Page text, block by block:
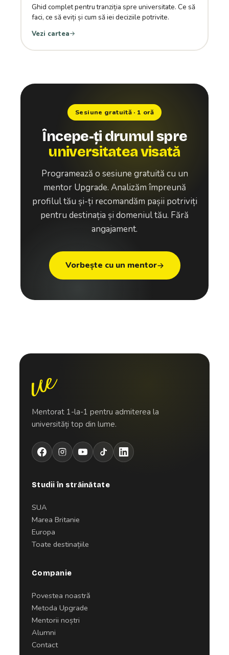
Ghid complet pentru tranziția spre universitate. Ce să
faci, ce să eviți și cum să iei deciziile potrivite.
Vezi cartea
Sesiune gratuită · 1 oră
Începe-ți drumul spre
universitatea visată
Programează o sesiune gratuită cu un
mentor Upgrade. Analizăm împreună
profilul tău și-ți recomandăm pașii potriviți
pentru destinația și domeniul tău. Fără
angajament.
Vorbește cu un mentor
Mentorat 1-la-1 pentru admiterea la
universități top din lume.
Studii în străinătate
SUA
Marea Britanie
Europa
Toate destinațiile
Companie
Povestea noastră
Metoda Upgrade
Mentorii noștri
Alumni
Contact